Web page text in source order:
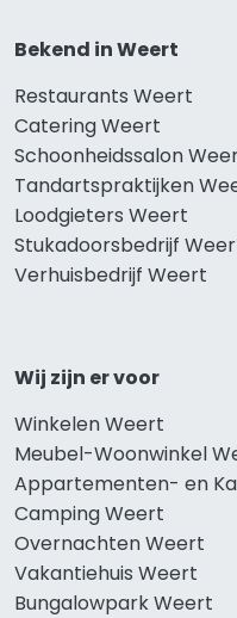
Bekend in Weert
Restaurants Weert
Catering Weert
Schoonheidssalon
Tandartspraktijken
Loodgieters Weert
Stukadoorsbedrijf
Verhuisbedrijf Weert
Wij zijn er voor
Winkelen Weert
Meubel-Woonwinkel
Appartementen- en
Camping Weert
Overnachten Weert
Vakantiehuis Weert
Bungalowpark Weert